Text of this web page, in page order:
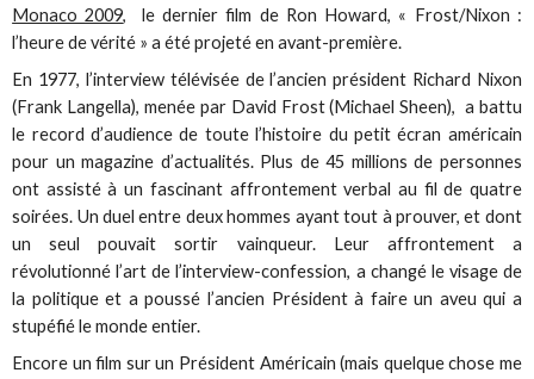
Monaco 2009, le dernier film de Ron Howard, « Frost/Nixon :
l’heure de vérité » a été projeté en avant-première.
En 1977, l’interview télévisée de l’ancien président Richard Nixon
(Frank Langella), menée par David Frost (Michael Sheen), a battu
le record d’audience de toute l’histoire du petit écran américain
pour un magazine d’actualités. Plus de 45 millions de personnes
ont assisté à un fascinant affrontement verbal au fil de quatre
soirées. Un duel entre deux hommes ayant tout à prouver, et dont
un seul pouvait sortir vainqueur. Leur affrontement a
révolutionné l’art de l’interview-confession, a changé le visage de
la politique et a poussé l’ancien Président à faire un aveu qui a
stupéfié le monde entier.
Encore un film sur un Président Américain (mais quelque chose me